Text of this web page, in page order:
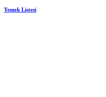
Yemek Listesi